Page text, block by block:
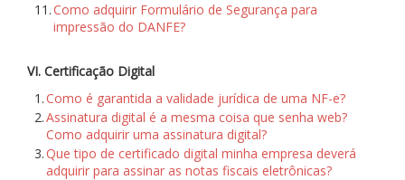
11.Como adquirir Formulário de Segurança para
impressão do DANFE?
VI. Certificação Digital
1.Como é garantida a validade jurídica de uma NF-e?
2.Assinatura digital é a mesma coisa que senha web?
Como adquirir uma assinatura digital?
3.Que tipo de certificado digital minha empresa deverá
adquirir para assinar as notas fiscais eletrônicas?